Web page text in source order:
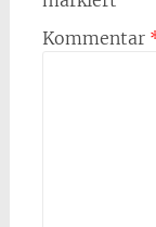
Kommentar